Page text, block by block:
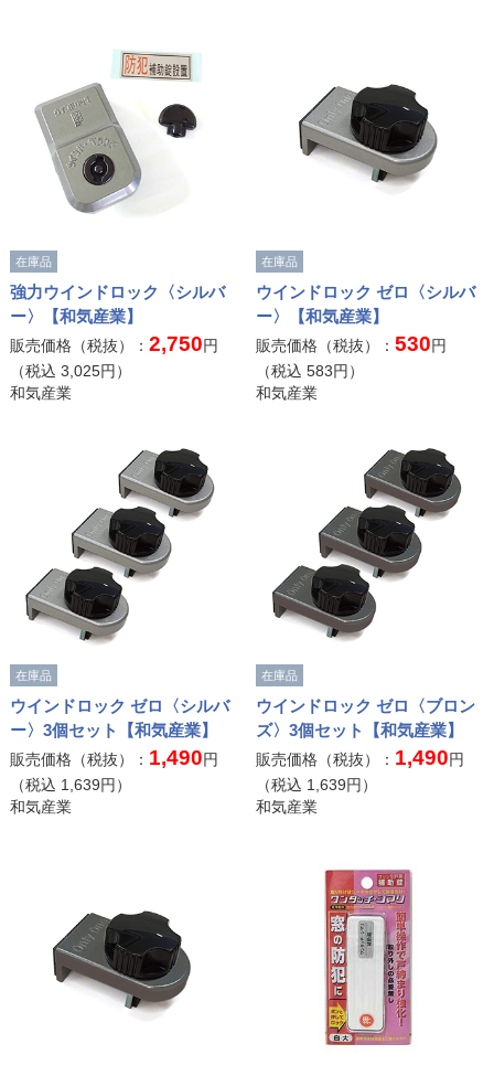
在庫品
強力ウインドロック〈シルバ
ー〉【和気産業】
販売価格（税抜）： 2,750円
（税込 3,025円）
和気産業
在庫品
ウインドロック ゼロ〈シルバ
ー〉【和気産業】
販売価格（税抜）：530円
（税込583円）
和気産業
在庫品
ウインドロック ゼロ〈シルバ
ー〉3個セット【和気産業】
販売価格（税抜）： 1,490円
（税込 1,639円）
和気産業
在庫品
ウインドロック ゼロ〈ブロン
ズ〉3個セット【和気産業】
販売価格（税抜）： 1,490円
（税込 1,639円）
和気産業